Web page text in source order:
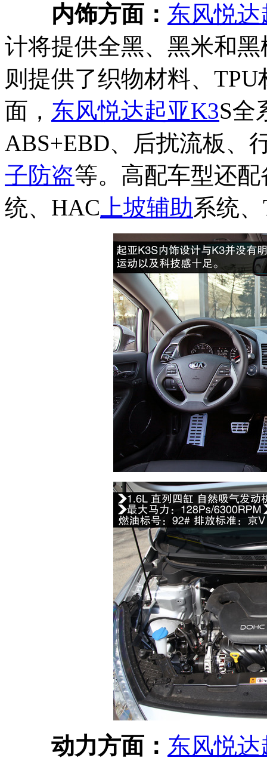
内饰方面： 东风悦达
计将提供全黑、黑米和
则提供了织物材料、
面， 东风悦达起亚K3S全
ABS+EBD、后扰流板、
子防盗等。高配车型还
统、HAC 上坡辅助系统
动力方面： 东风悦达